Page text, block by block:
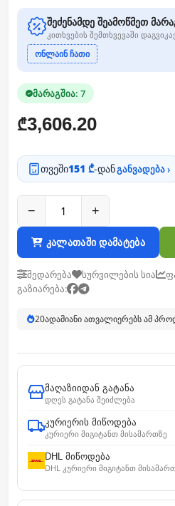
შეძენამდე შეამოწმეთ
კითხვების შემთხვევაში
ონლაინ ჩათი
მარაგშია: 7
₾3,606.20
თვეში151 ₾-დანგანვადება ›
− +
კალათაში დამატება
შედარება სურვილების სია
გაზიარება:
20ადამიანი ათვალიერებს ამ
მაღაზიიდან გატანა
დღეს გატანა შეიძლება
კურიერის მიწოდება
კურიერი მიგიტანთ მისამართზე
DHL მიწოდება
DHL კურიერი მიგიტანთ